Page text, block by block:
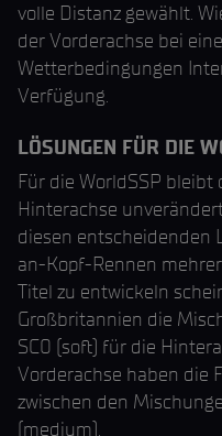
volle Distanz gewählt.
der Vorderachse bei
Wetterbedingungen
Verfügung.
LÖSUNGEN FÜR DIE
Für die WorldSSP
Hinterachse
diesen entscheidenden
an-Kopf-Rennen
Titel zu entwickeln
Großbritannien die
SC0 (soft) für die
Vorderachse haben die
zwischen den
(medium).